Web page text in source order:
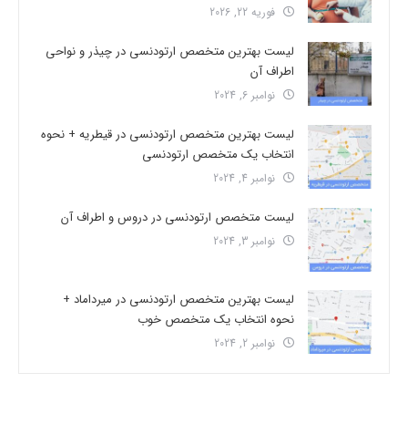
فوریه 22, 2026
لیست بهترین متخصص ارتودنسی در چیذر و نواحی
اطراف آن
نوامبر 6, 2024
لیست بهترین متخصص ارتودنسی در قیطریه + نحوه
انتخاب یک متخصص ارتودنسی
نوامبر 4, 2024
لیست متخصص ارتودنسی در دروس و اطراف آن
نوامبر 3, 2024
لیست بهترین متخصص ارتودنسی در میرداماد +
نحوه انتخاب یک متخصص خوب
نوامبر 2, 2024